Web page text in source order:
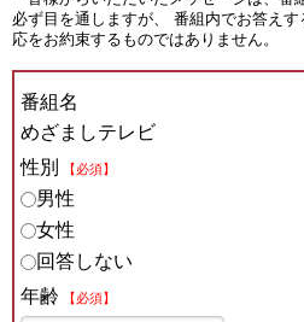
必ず目を通しますが、 番組内でお答え
応をお約束するものではありません。
番組名
めざましテレビ
性別
【必須】
男性
女性
回答しない
年齢
【必須】